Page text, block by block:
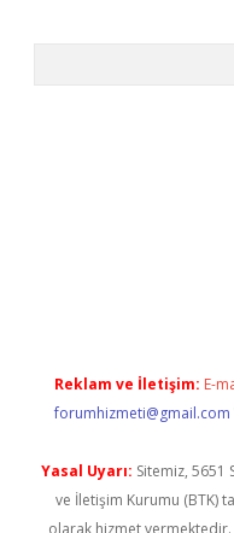
Reklam ve İletişim: E-
forumhizmeti@gmail.com
Yasal Uyarı: Sitemiz, 5651
ve İletişim Kurumu (BTK)
olarak hizmet